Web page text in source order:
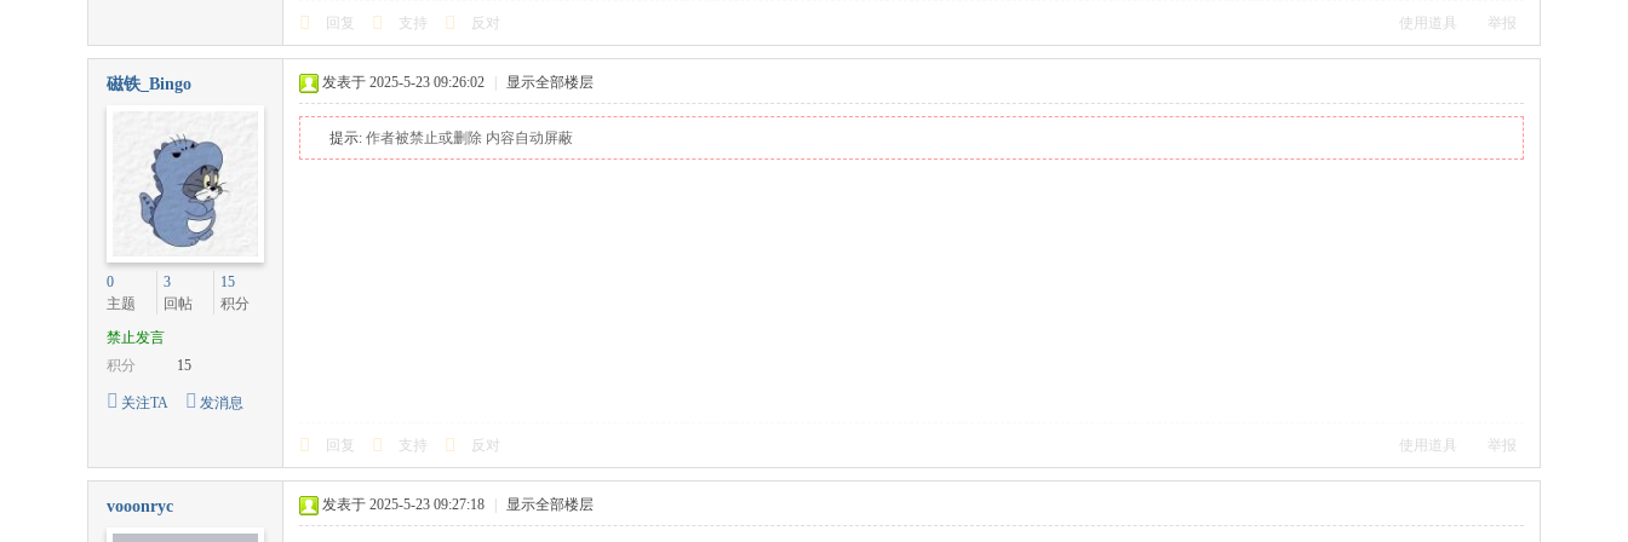
回复 支持 反对 使用道具 举报
磁铁_Bingo
0
主题
3
回帖
15
积分
禁止发言
积分
15
关注TA 发消息
发表于 2025-5-23 09:26:02 显示全部楼层
提示: 作者被禁止或删除 内容自动屏蔽
回复 支持 反对 使用道具 举报
vooonryc 发表于 2025-5-23 09:27:18 显示全部楼层